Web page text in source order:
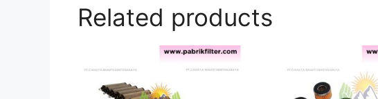
Related products